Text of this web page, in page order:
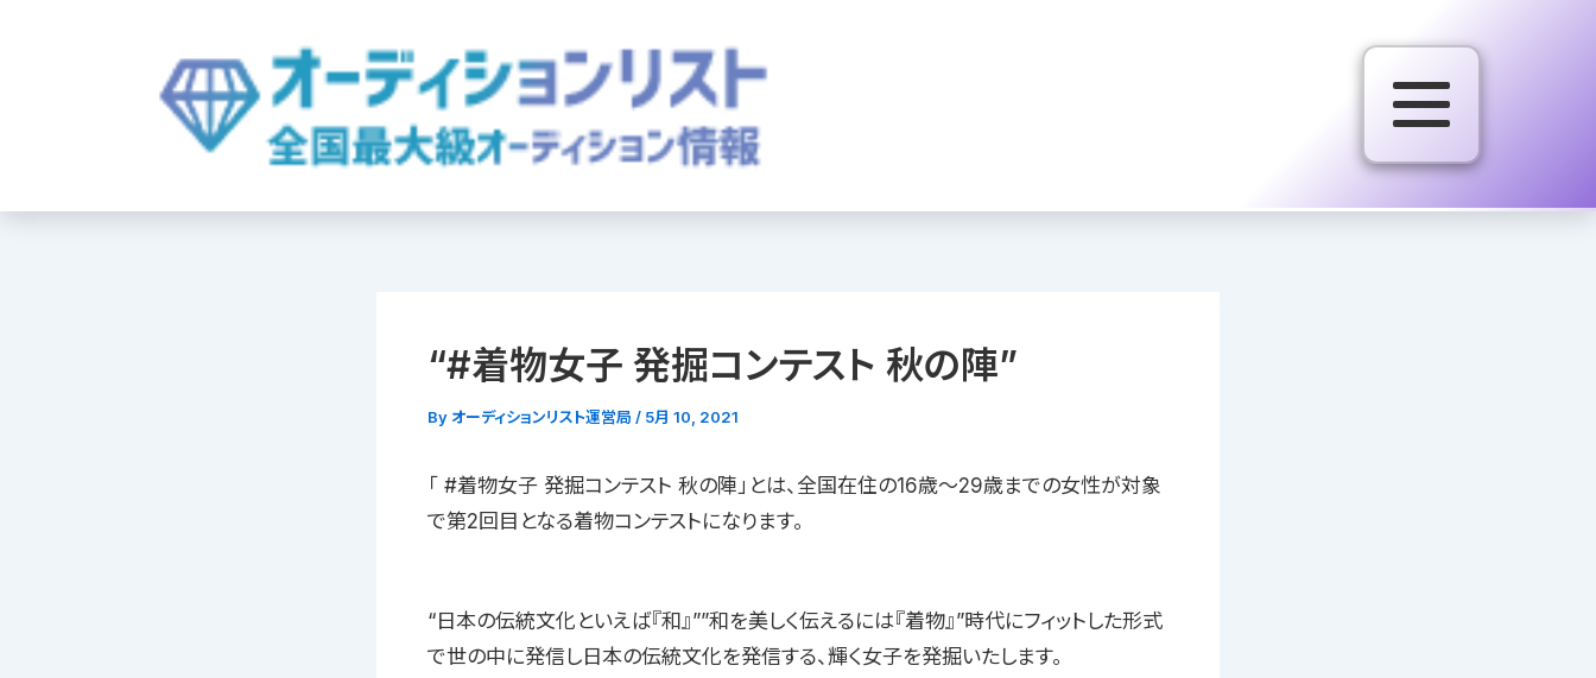
“#着物女子 発掘コンテスト 秋の陣”
By オーディションリスト運営局 / 5月 10, 2021
「 #着物女子 発掘コンテスト 秋の陣」とは、全国在住の16歳〜29歳までの女性が対象
で第2回目となる着物コンテストになります。
“日本の伝統文化といえば『和』””和を美しく伝えるには『着物』”時代にフィットした形式
で世の中に発信し日本の伝統文化を発信する、輝く女子を発掘いたします。